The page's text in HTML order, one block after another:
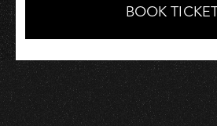
FacebookLINE
BOOK